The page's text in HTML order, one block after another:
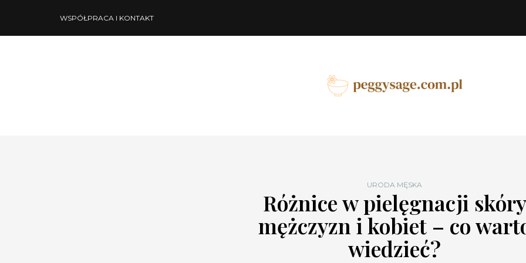
WSPÓŁPRACA I KONTAKT
URODA MĘSKA
Różnice w pielęgnacji skóry
mężczyzn i kobiet – co
wiedzieć?